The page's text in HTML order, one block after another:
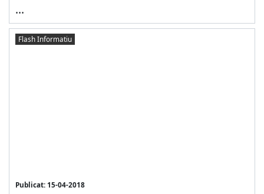
...
Flash Informatiu
Publicat: 15-04-2018